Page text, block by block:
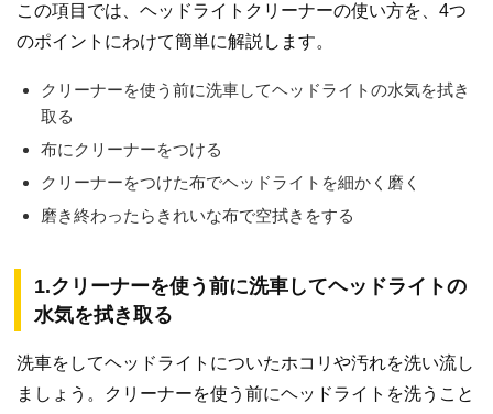
この項目では、ヘッドライトクリーナーの使い方を、4つ
のポイントにわけて簡単に解説します。
クリーナーを使う前に洗車してヘッドライトの水気を拭き
取る
布にクリーナーをつける
クリーナーをつけた布でヘッドライトを細かく磨く
磨き終わったらきれいな布で空拭きをする
1.クリーナーを使う前に洗車してヘッドライトの
水気を拭き取る
洗車をしてヘッドライトについたホコリや汚れを洗い流し
ましょう。クリーナーを使う前にヘッドライトを洗うこと